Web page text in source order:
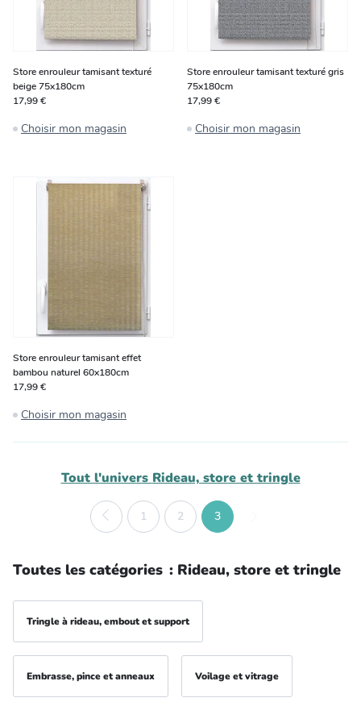
Store enrouleur tamisant texturé
beige 75x180cm
17,99 €
Choisir mon magasin
Store enrouleur tamisant texturé gris
75x180cm
17,99 €
Choisir mon magasin
Store enrouleur tamisant effet
bambou naturel 60x180cm
17,99 €
Choisir mon magasin
Tout l'univers Rideau, store et tringle
1 2 3
Toutes les catégories : Rideau, store et tringle
Tringle à rideau, embout et support
Embrasse, pince et anneaux Voilage et vitrage